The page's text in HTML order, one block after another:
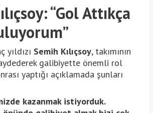
“Gol Attıkça
yıldızı Semih Kılıçsoy, takımının
galibiyette önemli rol
yaptığı açıklamada şunları
kazanmak istiyorduk.